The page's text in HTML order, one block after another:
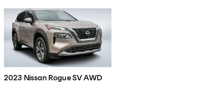
2023 Nissan Rogue SV AWD